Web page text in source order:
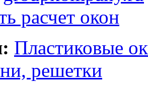
расчет окон
Пластиковые
решетки